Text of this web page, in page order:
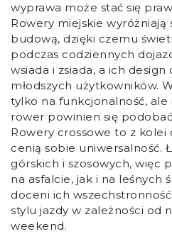
wyprawa może stać się
Rowery miejskie wyróżniają
budową, dzięki czemu
podczas codziennych
wsiada i zsiada, a ich
młodszych użytkowników.
tylko na funkcjonalność, ale
rower powinien się
Rowery crossowe to z kolei
cenią sobie uniwersalność.
górskich i szosowych, więc
na asfalcie, jak i na leśnych
doceni ich
stylu jazdy w zależności od
weekend.